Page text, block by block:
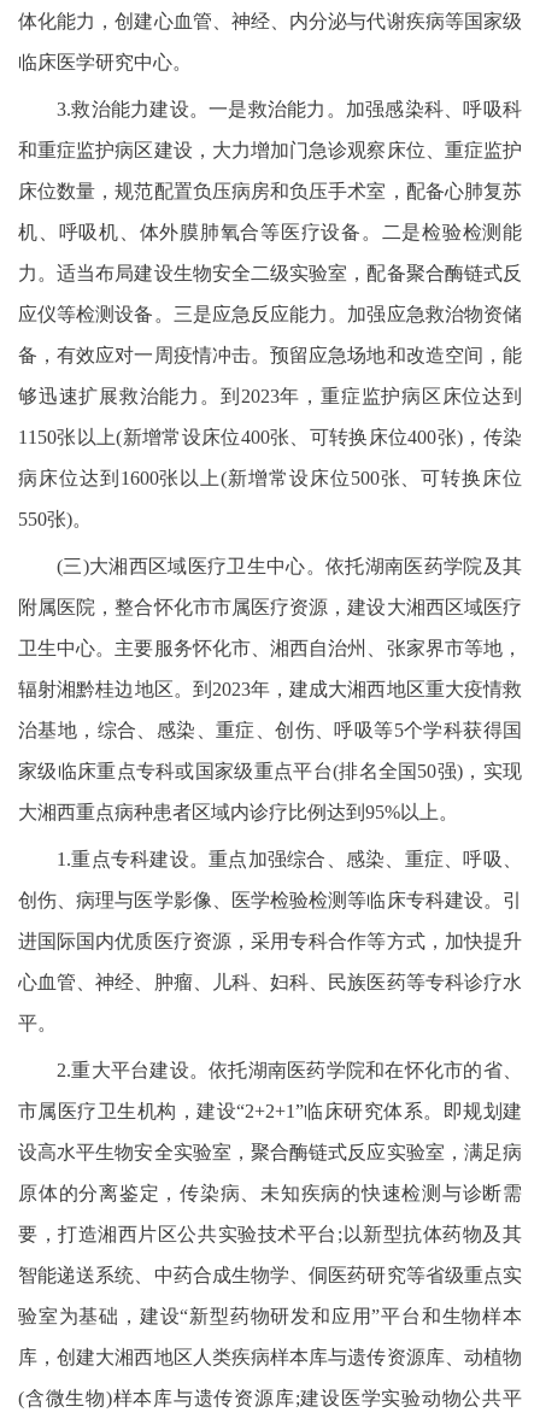
体化能力，创建心血管、神经、内分泌与代谢疾病等国家级
临床医学研究中心。
3.救治能力建设。一是救治能力。加强感染科、呼吸科
和重症监护病区建设，大力增加门急诊观察床位、重症监护
床位数量，规范配置负压病房和负压手术室，配备心肺复苏
机、呼吸机、体外膜肺氧合等医疗设备。二是检验检测能
力。适当布局建设生物安全二级实验室，配备聚合酶链式反
应仪等检测设备。三是应急反应能力。加强应急救治物资储
备，有效应对一周疫情冲击。预留应急场地和改造空间，能
够迅速扩展救治能力。到2023年，重症监护病区床位达到
1150张以上(新增常设床位400张、可转换床位400张)，传染
病床位达到1600张以上(新增常设床位500张、可转换床位
550张)。
(三)大湘西区域医疗卫生中心。依托湖南医药学院及其
附属医院，整合怀化市市属医疗资源，建设大湘西区域医疗
卫生中心。主要服务怀化市、湘西自治州、张家界市等地，
辐射湘黔桂边地区。到2023年，建成大湘西地区重大疫情救
治基地，综合、感染、重症、创伤、呼吸等5个学科获得国
家级临床重点专科或国家级重点平台(排名全国50强)，实现
大湘西重点病种患者区域内诊疗比例达到95%以上。
1.重点专科建设。重点加强综合、感染、重症、呼吸、
创伤、病理与医学影像、医学检验检测等临床专科建设。引
进国际国内优质医疗资源，采用专科合作等方式，加快提升
心血管、神经、肿瘤、儿科、妇科、民族医药等专科诊疗水
平。
2.重大平台建设。依托湖南医药学院和在怀化市的省、
市属医疗卫生机构，建设“2+2+1”临床研究体系。即规划建
设高水平生物安全实验室，聚合酶链式反应实验室，满足病
原体的分离鉴定，传染病、未知疾病的快速检测与诊断需
要，打造湘西片区公共实验技术平台;以新型抗体药物及其
智能递送系统、中药合成生物学、侗医药研究等省级重点实
验室为基础，建设“新型药物研发和应用”平台和生物样本
库，创建大湘西地区人类疾病样本库与遗传资源库、动植物
(含微生物)样本库与遗传资源库;建设医学实验动物公共平